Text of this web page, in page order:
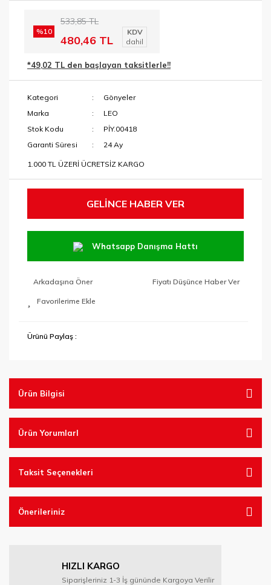
%10
533,85 TL
480,46 TL
KDV
dahil
*49,02 TL den başlayan taksitlerle!!
Kategori
Gönyeler
Marka
LEO
Stok Kodu
PİY.00418
Garanti Süresi
24 Ay
1.000 TL ÜZERİ ÜCRETSİZ KARGO
GELİNCE HABER VER
Whatsapp Danışma Hattı
Arkadaşına Öner Fiyatı Düşünce Haber Ver
Ürünü Paylaş :
Ürün Bilgisi
Ürün YorumlarI
Taksit Seçenekleri
Önerileriniz
HIZLI KARGO
Siparişleriniz 1-3 İş gününde Kargoya Verilir